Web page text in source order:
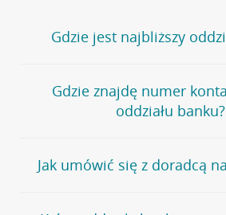
Gdzie jest najbliższy
Jeśli szukasz oddziału naszego banku,
stronęPlacówki i bankomaty, na
wygodna wyszukiwarka.
oddziałów
Gdzie znajdę numer
oddziału banku?
Bank Credit Agricole nie udostępnia
telefonu do placówki bankowej.
Jak umówić się z doradcą